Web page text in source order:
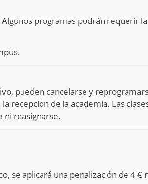
programas podrán requerir la
pueden cancelarse y
recepción de la academia. Las
ni reasignarse.
se aplicará una penalización de 4 €